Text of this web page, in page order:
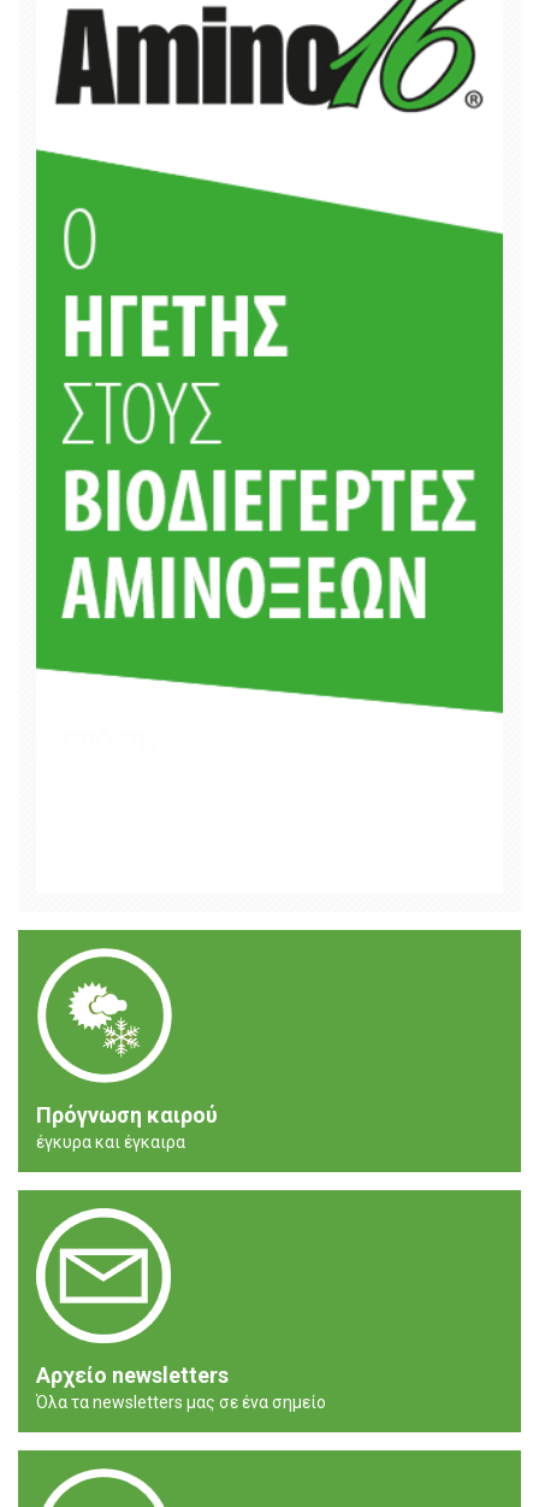
Πρόγνωση καιρού
έγκυρα και έγκαιρα
Αρχείο newsletters
Όλα τα newsletters μας σε ένα σημείο